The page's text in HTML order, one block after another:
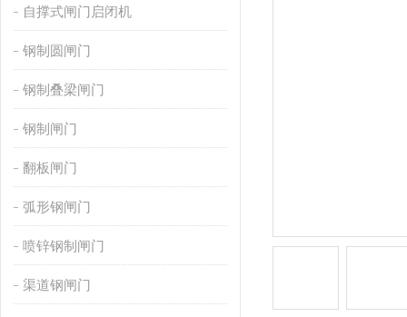
自撑式闸门启闭机
钢制圆闸门
钢制叠梁闸门
钢制闸门
翻板闸门
弧形钢闸门
喷锌钢制闸门
渠道钢闸门